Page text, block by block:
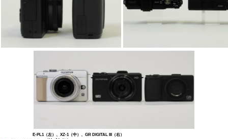
E-PL1（左）、XZ-1（中）、GR DIGITAL III（右）